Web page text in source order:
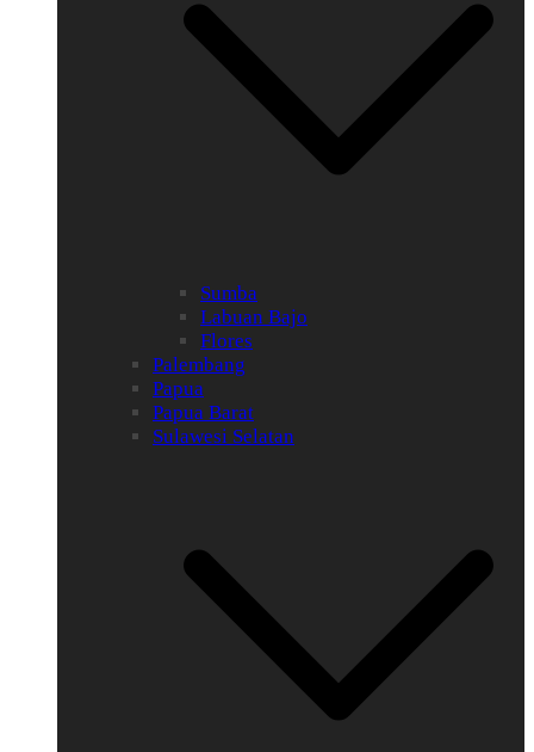
Sumba
Labuan Bajo
Flores
Palembang
Papua
Papua Barat
Sulawesi Selatan